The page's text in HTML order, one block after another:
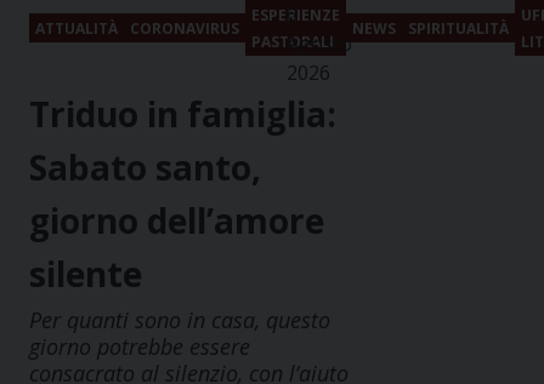
ATTUALITÀ CORONAVIRUS
ESPERIENZE
PASTORALI
NEWS SPIRITUALITÀ
6
Agosto
2026
Triduo in famiglia:
Sabato santo,
giorno dell’amore
silente
Per quanti sono in casa, questo
giorno potrebbe essere
consacrato al silenzio, con l’aiuto